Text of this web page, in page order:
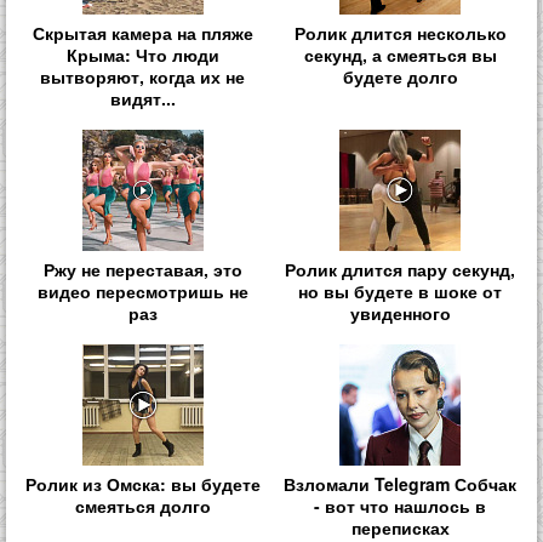
Скрытая камера на пляже
Крыма: Что люди
вытворяют, когда их не
видят...
Ролик длится несколько
секунд, а смеяться вы
будете долго
Ржу не переставая, это
видео пересмотришь не
раз
Ролик длится пару секунд,
но вы будете в шоке от
увиденного
Ролик из Омска: вы будете
смеяться долго
Взломали Telegram Собчак
- вот что нашлось в
переписках